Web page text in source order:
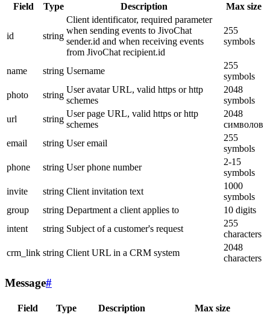
Field Type Description Max size
id string
Client identificator, required parameter
when sending events to JivoChat
sender.id and when receiving events
from JivoChat recipient.id
255
symbols
name string Username
255
symbols
photo
string
User avatar URL, valid https or http
schemes
2048
symbols
url
string
User page URL, valid https or http
schemes
2048
символов
email
string User email
255
symbols
phone
string User phone number
2-15
symbols
invite
string Client invitation text
1000
symbols
group
string Department a client applies to
10 digits
intent
string Subject of a customer's request
255
characters
crm_link string Client URL in a CRM system
2048
characters
Message#
Field Type Description Max size